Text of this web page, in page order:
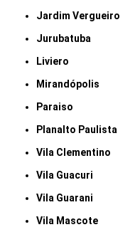
Jardim Vergueiro
Jurubatuba
Liviero
Mirandópolis
Paraiso
Planalto Paulista
Vila Clementino
Vila Guacuri
Vila Guarani
Vila Mascote